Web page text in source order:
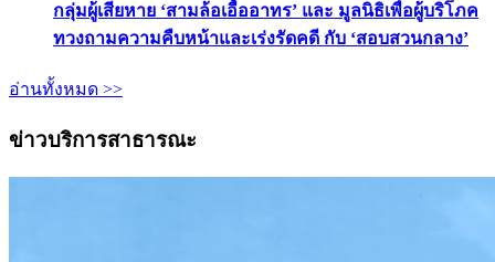
กลุ่มผู้เสียหาย ‘สามล้อเอื้ออาทร’ และ มูลนิธิเพื่อผู้บริโภค
ทวงถามความคืบหน้าและเร่งรัดคดี กับ ‘สอบสวนกลาง’
อ่านทั้งหมด >>
ข่าวบริการสาธารณะ